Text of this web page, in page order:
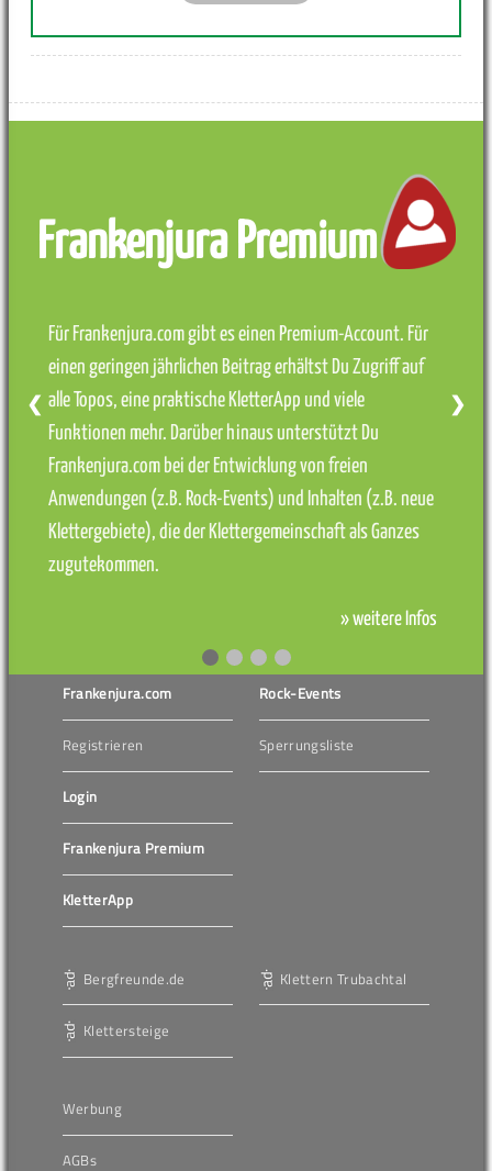
Frankenjura Premium
Für Frankenjura.com gibt es einen Premium-Account. Für
einen geringen jährlichen Beitrag erhältst Du Zugriff auf
alle Topos, eine praktische KletterApp und viele
Funktionen mehr. Darüber hinaus unterstützt Du
Frankenjura.com bei der Entwicklung von freien
Anwendungen (z.B. Rock-Events) und Inhalten (z.B. neue
Klettergebiete), die der Klettergemeinschaft als Ganzes
zugutekommen.
» weitere Infos
❮ ❯
Frankenjura.com
Registrieren
Login
Frankenjura Premium
KletterApp
Rock-Events
Sperrungsliste
Bergfreunde.de
Klettersteige
Klettern Trubachtal
Werbung
AGBs